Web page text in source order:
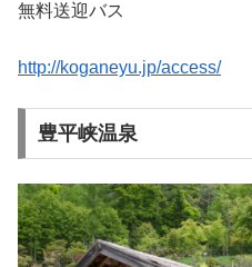
無料送迎バス
http://koganeyu.jp/access/
豊平峡温泉